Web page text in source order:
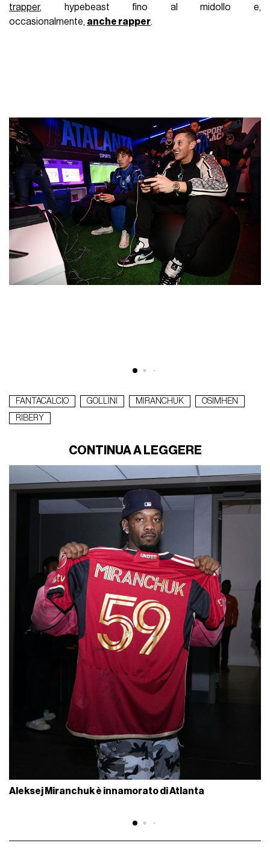
trapper, hypebeast fino al midollo e,
occasionalmente, anche rapper.
FANTACALCIO GOLLINI MIRANCHUK
OSIMHEN
RIBERY
CONTINUA A LEGGERE
Aleksej Miranchuk è innamorato di Atlanta